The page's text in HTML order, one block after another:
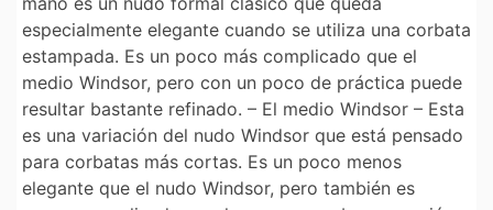
especialmente elegante cuando se utiliza una corbata
estampada. Es un poco más complicado que el
medio Windsor, pero con un poco de práctica puede
resultar bastante refinado. – El medio Windsor – Esta
es una variación del nudo Windsor que está pensado
para corbatas más cortas. Es un poco menos
elegante que el nudo Windsor, pero también es